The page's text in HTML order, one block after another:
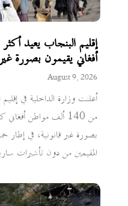
أفغاني يقيمون بصورة
August 9, 2026
أعلنت وزارة الداخلية في
من 140 ألف مواطن
بصورة غير قانونية، في إطار
المقيمين من دون تأشيرات